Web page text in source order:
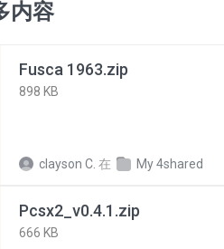
内容
Fusca 1963.zip
898 KB
clayson C. 在 My 4shared
Pcsx2_v0.4.1.zip
666 KB